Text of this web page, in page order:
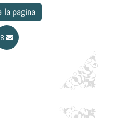
la pagina
8